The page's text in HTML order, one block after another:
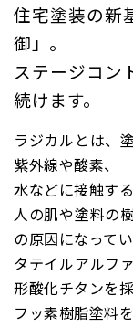
住宅塗装の新
御」。
ステージコン
続けます。
ラジカルとは、
紫外線や酸素、
水などに接触す
人の肌や塗料の
の原因になってい
タテイルアルフ
形酸化チタンを
フッ素樹脂塗料